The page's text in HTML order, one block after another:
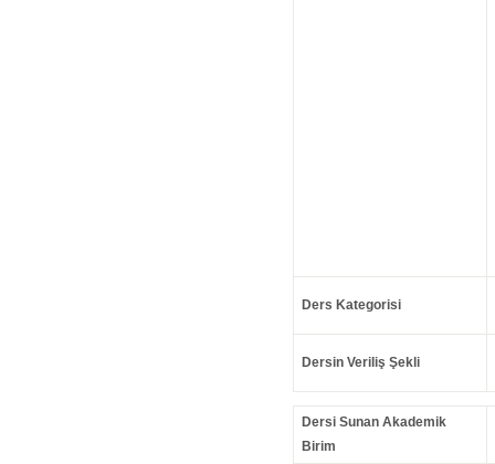
Ders Kategorisi
Dersin Veriliş Şekli
Dersi Sunan Akademik
Birim